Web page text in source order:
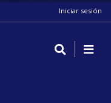
Iniciar sesión